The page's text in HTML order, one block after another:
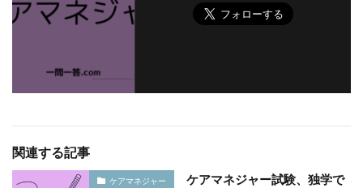
関連する記事
ケアマネジャー
ケアマネジャー試験、独学で